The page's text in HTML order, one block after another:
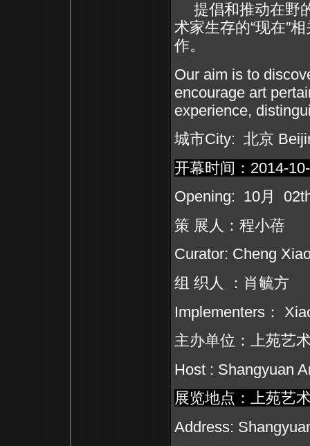
提倡和推动在野
术家生存的“现在”相
作。
Our aim is to
encourage art
experience,
城市City: 北京
开幕时间： 2014-
Opening: 10月
策 展人：程小蓓
Curator: Cheng
组 织人
：肖毓方
Implementers ：
主办单位：上苑艺
Host : Shangyuan
展览地点：上苑艺
Address: